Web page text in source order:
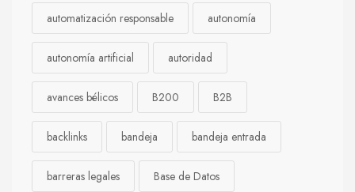
automatización responsable autonomía
autonomía artificial autoridad
avances bélicos B200 B2B
backlinks bandeja bandeja entrada
barreras legales Base de Datos